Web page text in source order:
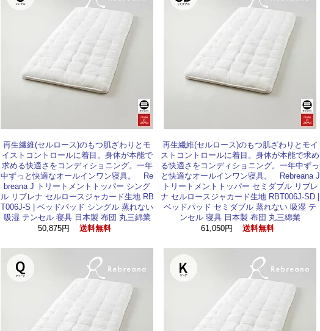
再生繊維(セルロース)のもつ肌ざわりとモ
イストコントロールに着目。身体が本能で
求める快適さをコンディショニング。一年
中ずっと快適なオールインワン寝具。 Re
breana J トリートメントトッパー シング
ル リブレナ セルロースジャカード生地 RB
T006J-S | ベッドパッド シングル 蒸れない
吸湿 テンセル 寝具 日本製 布団 丸三綿業
50,875円
送料無料
再生繊維(セルロース)のもつ肌ざわりとモイ
ストコントロールに着目。身体が本能で求め
る快適さをコンディショニング。一年中ずっ
と快適なオールインワン寝具。 Rebreana J
トリートメントトッパー セミダブル リブレ
ナ セルロースジャカード生地 RBT006J-SD |
ベッドパッド セミダブル 蒸れない 吸湿 テ
ンセル 寝具 日本製 布団 丸三綿業
61,050円
送料無料